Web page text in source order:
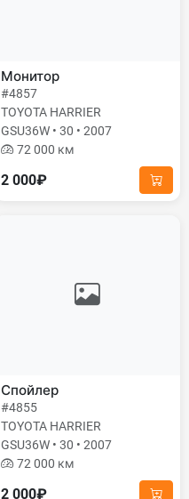
Монитор
#4857
TOYOTA HARRIER
GSU36W • 30 • 2007
72 000 км
2 000₽
Спойлер
#4855
TOYOTA HARRIER
GSU36W • 30 • 2007
72 000 км
2 000₽